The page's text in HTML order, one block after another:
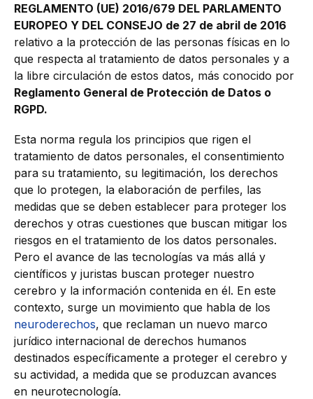
REGLAMENTO (UE) 2016/679 DEL PARLAMENTO
EUROPEO Y DEL CONSEJO de 27 de abril de 2016
relativo a la protección de las personas físicas en lo
que respecta al tratamiento de datos personales y a
la libre circulación de estos datos, más conocido por
Reglamento General de Protección de Datos o
RGPD.
Esta norma regula los principios que rigen el
tratamiento de datos personales, el consentimiento
para su tratamiento, su legitimación, los derechos
que lo protegen, la elaboración de perfiles, las
medidas que se deben establecer para proteger los
derechos y otras cuestiones que buscan mitigar los
riesgos en el tratamiento de los datos personales.
Pero el avance de las tecnologías va más allá y
científicos y juristas buscan proteger nuestro
cerebro y la información contenida en él. En este
contexto, surge un movimiento que habla de los
neuroderechos, que reclaman un nuevo marco
jurídico internacional de derechos humanos
destinados específicamente a proteger el cerebro y
su actividad, a medida que se produzcan avances
en neurotecnología.